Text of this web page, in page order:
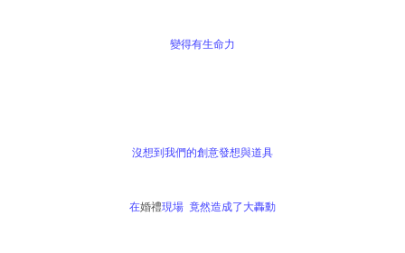
變得有生命力
沒想到我們的創意發想與道具
在婚禮現場 竟然造成了大轟動